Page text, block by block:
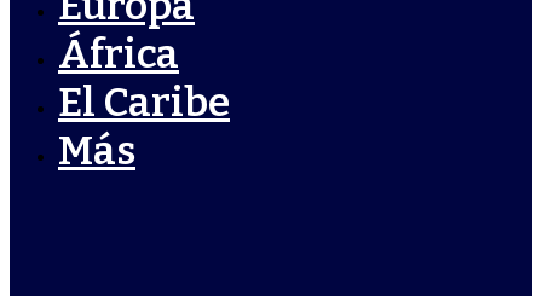
África
El Caribe
Más